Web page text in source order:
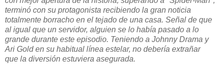
terminó con su protagonista recibiendo la gran noticia
totalmente borracho en el tejado de una casa. Señal de que
al igual que un servidor, alguien se lo había pasado a lo
grande durante este episodio. Teniendo a Johnny Drama y
Ari Gold en su habitual línea estelar, no debería extrañar
que la diversión estuviera asegurada.